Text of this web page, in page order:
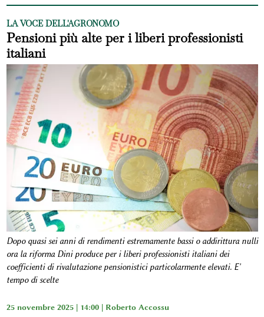
LA VOCE DELL'AGRONOMO
Pensioni più alte per i liberi professionisti
italiani
Dopo quasi sei anni di rendimenti estremamente bassi o addirittura nulli
ora la riforma Dini produce per i liberi professionisti italiani dei
coefficienti di rivalutazione pensionistici particolarmente elevati. E'
tempo di scelte
25 novembre 2025 | 14:00 | Roberto Accossu